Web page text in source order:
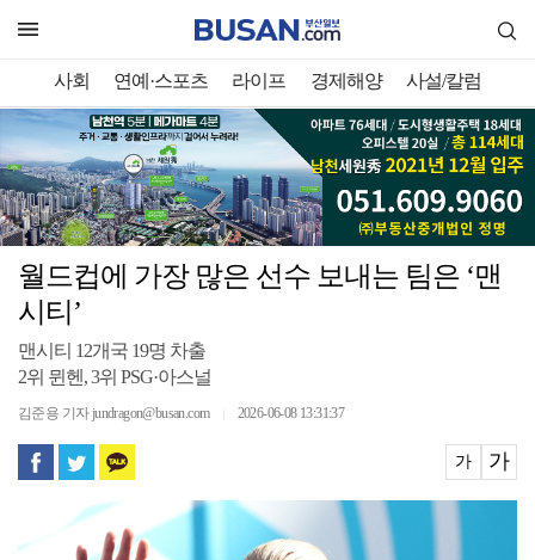
사회 연예·스포츠 라이프 경제해양 사설/칼럼
월드컵에 가장 많은 선수 보내는 팀은 ‘맨
시티’
맨시티 12개국 19명 차출
2위 뮌헨, 3위 PSG·아스널
김준용 기자 jundragon@busan.com 2026-06-08 13:31:37
가 가